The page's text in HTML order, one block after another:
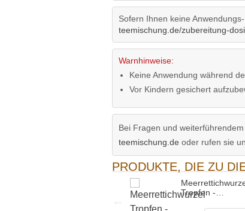
Sofern Ihnen keine
teemischung.de/zubereitung-
Warnhinweise:
Keine Anwendung während
Vor Kindern gesichert
Bei Fragen und
teemischung.de oder rufen sie
PRODUKTE, DIE ZU
Tropfen -…